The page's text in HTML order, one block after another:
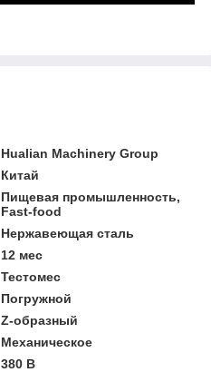
Hualian Machinery Group
Китай
Пищевая промышленность,
Fast-food
Нержавеющая сталь
12 мес
Тестомес
Погружной
Z-образный
Механическое
380 В